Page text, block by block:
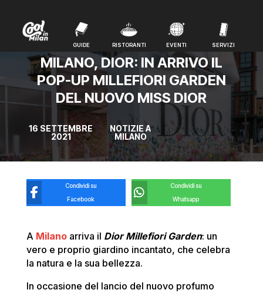
GUIDE RISTORANTI EVENTI SERVIZI
GUIDE RISTORANTI EVENTI SERVIZI
MILANO, DIOR: IN ARRIVO IL
POP-UP MILLEFIORI GARDEN
DEL NUOVO MISS DIOR
16 SETTEMBRE
2021
NOTIZIE A
MILANO
Condividi su
Facebook
Condividi su
Whatsapp
A Milano arriva il Dior Millefiori Garden: un
vero e proprio giardino incantato, che celebra
la natura e la sua bellezza.
In occasione del lancio del nuovo profumo